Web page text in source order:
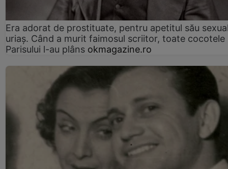
Era adorat de prostituate, pentru apetitul său
uriaș. Când a murit faimosul scriitor, toate cocotele
Parisului l-au plâns okmagazine.ro